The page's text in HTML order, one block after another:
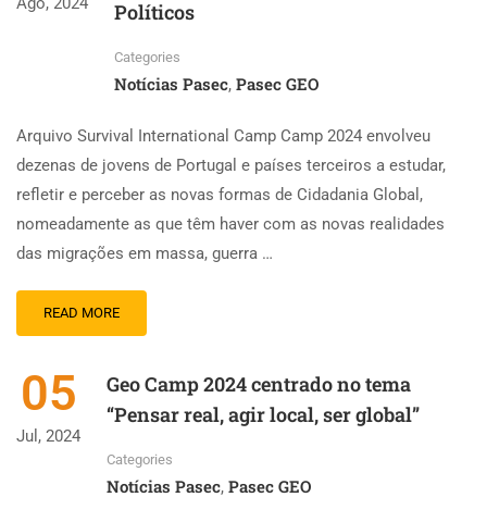
Políticos
Categories
Notícias Pasec, Pasec GEO
Arquivo Survival International Camp Camp 2024 envolveu
dezenas de jovens de Portugal e países terceiros a estudar,
refletir e perceber as novas formas de Cidadania Global,
nomeadamente as que têm haver com as novas realidades
das migrações em massa, guerra …
READ MORE
05
Jul, 2024
Geo Camp 2024 centrado no tema
“Pensar real, agir local, ser global”
Categories
Notícias Pasec, Pasec GEO